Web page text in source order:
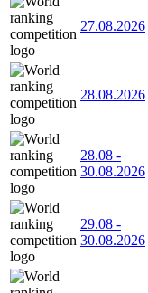
27.08.2026
28.08.2026
28.08 -
30.08.2026
29.08 -
30.08.2026